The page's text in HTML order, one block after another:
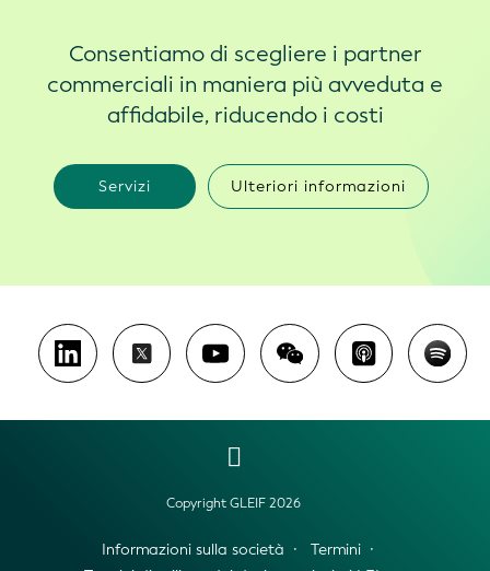
Consentiamo di scegliere i partner
commerciali in maniera più avveduta e
affidabile, riducendo i costi
Servizi Ulteriori informazioni
Copyright GLEIF 2026
Informazioni sulla società
Termini